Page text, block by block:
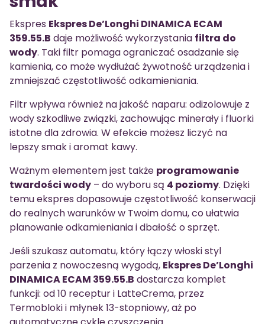
Ekspres Ekspres De’Longhi DINAMICA ECAM
359.55.B daje możliwość wykorzystania filtra do
wody. Taki filtr pomaga ograniczać osadzanie się
kamienia, co może wydłużać żywotność urządzenia i
zmniejszać częstotliwość odkamieniania.
Filtr wpływa również na jakość naparu: odizolowuje z
wody szkodliwe związki, zachowując minerały i fluorki
istotne dla zdrowia. W efekcie możesz liczyć na
lepszy smak i aromat kawy.
Ważnym elementem jest także programowanie
twardości wody – do wyboru są 4 poziomy. Dzięki
temu ekspres dopasowuje częstotliwość konserwacji
do realnych warunków w Twoim domu, co ułatwia
planowanie odkamieniania i dbałość o sprzęt.
Jeśli szukasz automatu, który łączy włoski styl
parzenia z nowoczesną wygodą, Ekspres De’Longhi
DINAMICA ECAM 359.55.B dostarcza komplet
funkcji: od 10 receptur i LatteCrema, przez
Termobloki i młynek 13-stopniowy, aż po